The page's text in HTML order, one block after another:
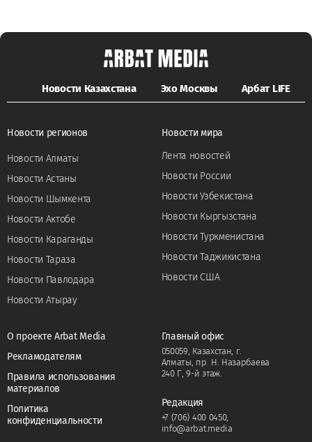
Новости Казахстана Эхо Москвы Арбат LIFE
Новости регионов
Новости Алматы
Новости Астаны
Новости Шымкента
Новости Актобе
Новости Караганды
Новости Тараза
Новости Павлодара
Новости Атырау
Новости мира
Лента новостей
Новости России
Новости Узбекистана
Новости Кыргызстана
Новости Туркменистана
Новости Таджикистана
Новости США
О проекте Arbat Media
Рекламодателям
Правила использования
материалов
Политика
конфиденциальности
Главный офис
050059, Казахстан, г.
Алматы, пр. Н. Назарбаева
240 Г, 9-й этаж.
Редакция
+7 (706) 400 0450,
info@arbat.media